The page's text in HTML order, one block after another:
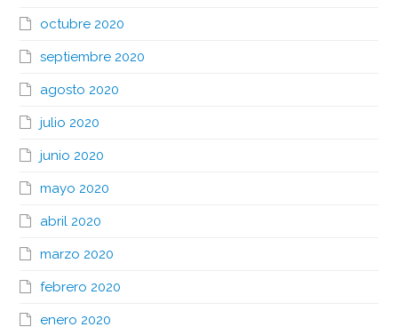
octubre 2020
septiembre 2020
agosto 2020
julio 2020
junio 2020
mayo 2020
abril 2020
marzo 2020
febrero 2020
enero 2020